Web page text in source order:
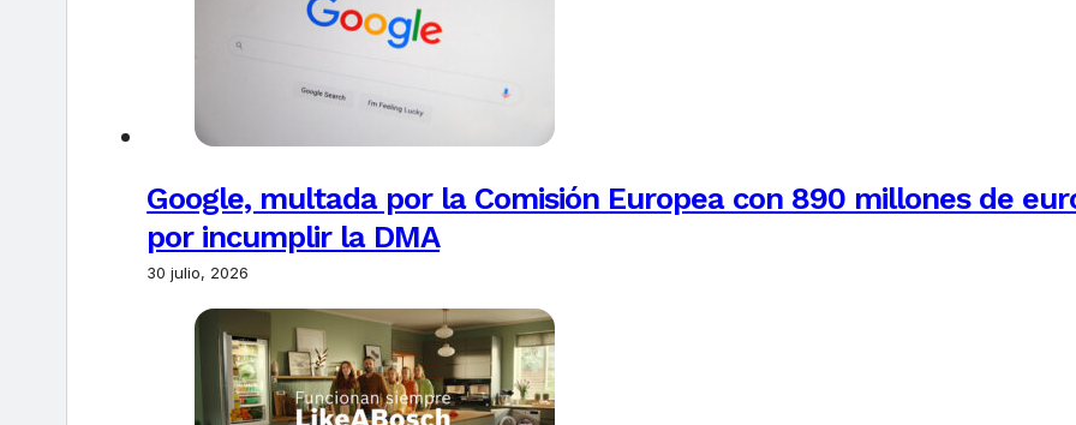
Google, multada por la Comisión Europea con 890 millones de
por incumplir la DMA
30 julio, 2026